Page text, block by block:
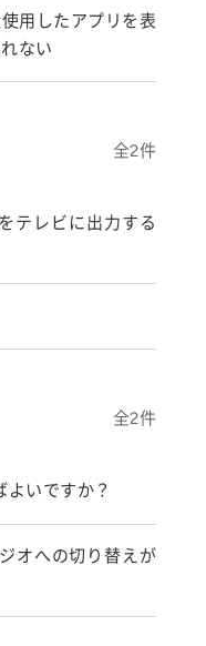
用したアプリを表
ない
全2件
テレビに出力する
全2件
よいですか？
オへの切り替えが